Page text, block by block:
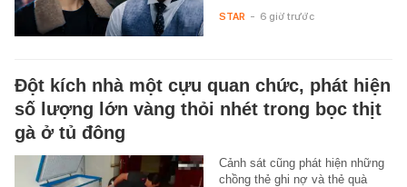
STAR - 6 giờ trước
Đột kích nhà một cựu quan chức, phát hiện
số lượng lớn vàng thỏi nhét trong bọc thịt
gà ở tủ đông
Cảnh sát cũng phát hiện những
chồng thẻ ghi nợ và thẻ quà